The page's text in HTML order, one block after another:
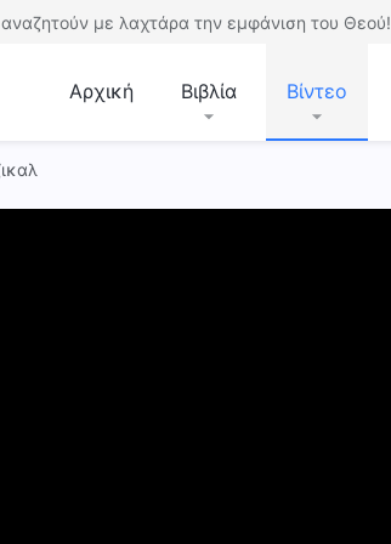
με λαχτάρα την εμφάνιση του Θεού!
Αρχική Βιβλία Βίντεο